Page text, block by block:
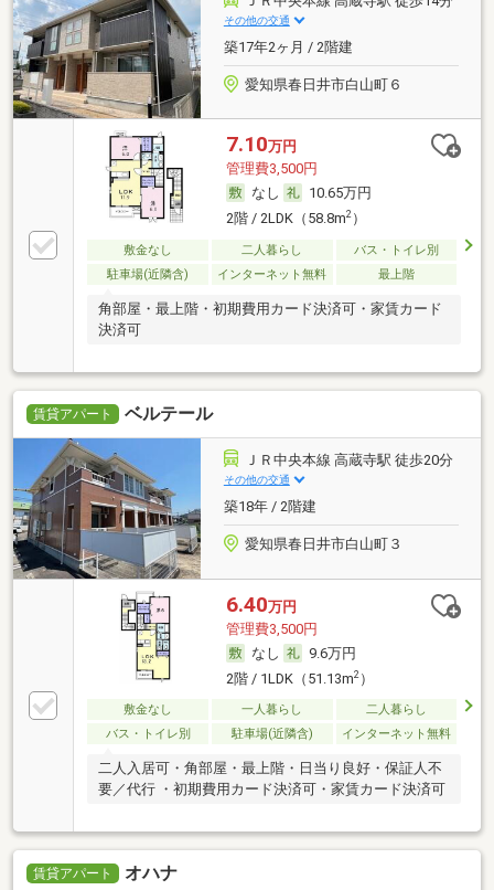
その他の交通
築17年2ヶ月 / 2階建
愛知県春日井市白山町６
7.10万円
管理費3,500円
なし
10.65万円
2階 / 2LDK（58.8m2）
敷金なし 二人暮らし
バス・トイレ別
駐車場(近隣含)
インターネット無料 最上階
角部屋・最上階・初期費用カード決済可・家賃カード
決済可
賃貸アパート ベルテール
ＪＲ中央本線 高蔵寺駅 徒歩20分
その他の交通
築18年 / 2階建
愛知県春日井市白山町３
6.40万円
管理費3,500円
なし
9.6万円
2階 / 1LDK（51.13m2）
敷金なし 一人暮らし
二人暮らし
バス・トイレ別
駐車場(近隣含) インターネット無料
二人入居可・角部屋・最上階・日当り良好・保証人不
要／代行 ・初期費用カード決済可・家賃カード決済可
賃貸アパート オハナ